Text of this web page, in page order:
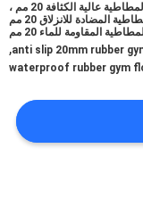
أرضيات الصالة الرياضية المطاطية عالية الكثافة 20 مم ،
أرضيات الصالة الرياضية المطاطية المضادة للانزلاق 20 مم
المقاومة للماء 20 مم
anti slip 20mm rubber
,
waterproof rubber gym